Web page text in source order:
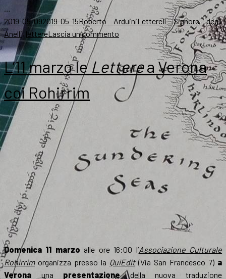
…
Scritto
il
2019-05-092019-05-15Autore
Roberto ArduiniCategorie
LettereTag
Il Signore degli
Anelli, lettereLascia un commento
di
Tolkien
all’asta
L’11 marzo leLetterea Verona
coi Rohirrim
Domenica 11 marzo alle ore 16:00 l’Associazione Culturale
Rohirrimorganizza presso la QuiEdit(Via San Francesco 7) a
Verona una presentazionedella nuova traduzione